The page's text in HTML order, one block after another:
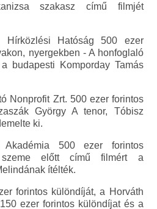
szakasz című filmjét
Hatóság 500 ezer
nyergekben - A honfoglaló
budapesti Komporday Tamás
Nonprofit Zrt. 500 ezer forintos
György A tenor, Tóbisz
ki.
500 ezer forintos
előtt című filmért a
ítélték.
forintos különdíját, a Horváth
ezer forintos különdíjat és a